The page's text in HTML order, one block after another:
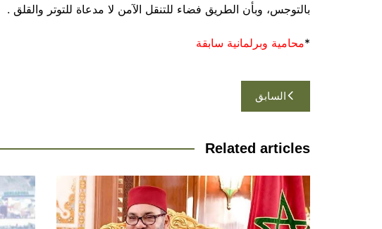
بالتوجس، وبأن الطريق فضاء للتنقل الآمن لا مدعاة للتوتر والقلق .
*محامية وبرلمانية سابقة
تصفّح
المقالات
السابق
Related articles